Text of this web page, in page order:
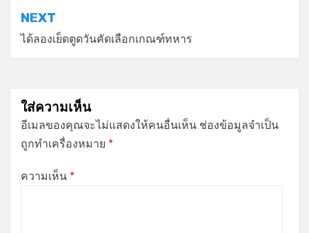
NEXT
ได้ลองเย็ดตูดวันคัดเลือกเกณฑ์ทหาร
ใส่ความเห็น
อีเมลของคุณจะไม่แสดงให้คนอื่นเห็น ช่องข้อมูลจำเป็น
ถูกทำเครื่องหมาย *
ความเห็น *